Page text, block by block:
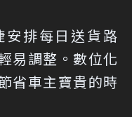
安排每日送貨路
易調整。數位化
省車主寶貴的時